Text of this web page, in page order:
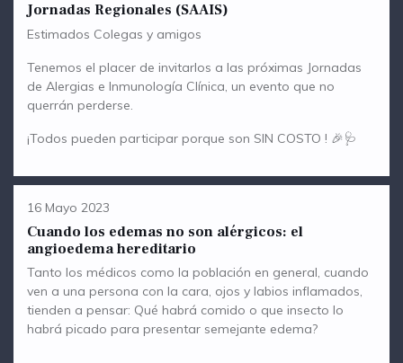
Jornadas Regionales (SAAIS)
Estimados Colegas y amigos
Tenemos el placer de invitarlos a las próximas Jornadas
de Alergias e Inmunología Clínica, un evento que no
querrán perderse.
¡Todos pueden participar porque son SIN COSTO ! 🎉🩺
16 Mayo 2023
Cuando los edemas no son alérgicos: el
angioedema hereditario
Tanto los médicos como la población en general, cuando
ven a una persona con la cara, ojos y labios inflamados,
tienden a pensar: Qué habrá comido o que insecto lo
habrá picado para presentar semejante edema?